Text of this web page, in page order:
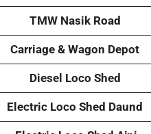
TMW Nasik Road
Carriage & Wagon Depot
Diesel Loco Shed
Electric Loco Shed Daund